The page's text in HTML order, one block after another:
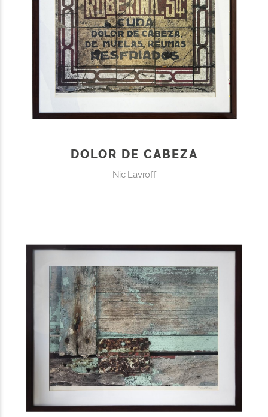
DOLOR DE CABEZA
Nic Lavroff